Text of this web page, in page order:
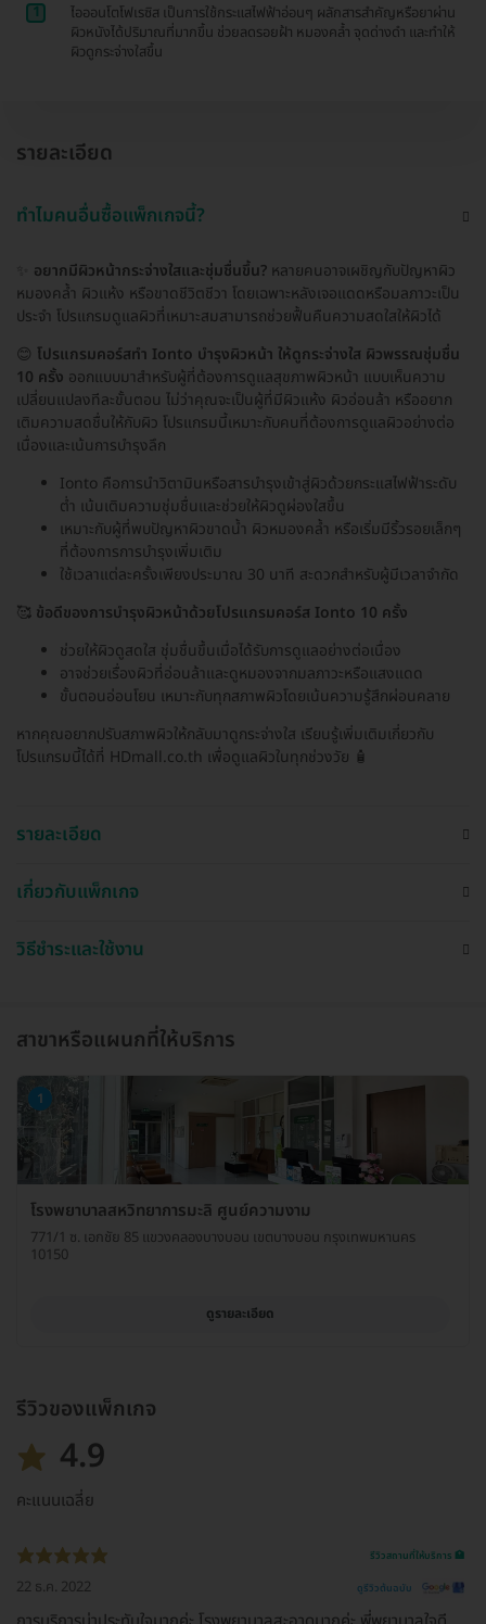
1
ไอออนโตโฟเรซิส เป็นการใช้กระแสไฟฟ้าอ่อนๆ ผลักสารสำคัญหรือยาผ่าน
ผิวหนังได้ปริมาณที่มากขึ้น ช่วยลดรอยฝ้า หมองคล้ำ จุดด่างดำ และทำให้
ผิวดูกระจ่างใสขึ้น
รายละเอียด
ทำไมคนอื่นซื้อแพ็กเกจนี้?
อยากมีผิวหน้ากระจ่างใสและชุ่มชื่นขึ้น? หลายคนอาจเผชิญกับปัญหาผิว
หมองคล้ำ ผิวแห้ง หรือขาดชีวิตชีวา โดยเฉพาะหลังเจอแดดหรือมลภาวะเป็น
ประจำ โปรแกรมดูแลผิวที่เหมาะสมสามารถช่วยฟื้นคืนความสดใสให้ผิวได้
😊 โปรแกรมคอร์สทำ Ionto บำรุงผิวหน้า ให้ดูกระจ่างใส ผิวพรรณชุ่มชื่น
10 ครั้ง ออกแบบมาสำหรับผู้ที่ต้องการดูแลสุขภาพผิวหน้า แบบเห็นความ
เปลี่ยนแปลงทีละขั้นตอน ไม่ว่าคุณจะเป็นผู้ที่มีผิวแห้ง ผิวอ่อนล้า หรืออยาก
เติมความสดชื่นให้กับผิว โปรแกรมนี้เหมาะกับคนที่ต้องการดูแลผิวอย่างต่อ
เนื่องและเน้นการบำรุงลึก
Ionto คือการนำวิตามินหรือสารบำรุงเข้าสู่ผิวด้วยกระแสไฟฟ้าระดับ
ต่ำ เน้นเติมความชุ่มชื่นและช่วยให้ผิวดูผ่องใสขึ้น
เหมาะกับผู้ที่พบปัญหาผิวขาดน้ำ ผิวหมองคล้ำ หรือเริ่มมีริ้วรอยเล็กๆ
ที่ต้องการการบำรุงเพิ่มเติม
ใช้เวลาแต่ละครั้งเพียงประมาณ 30 นาที สะดวกสำหรับผู้มีเวลาจำกัด
🥰 ข้อดีของการบำรุงผิวหน้าด้วยโปรแกรมคอร์ส Ionto 10 ครั้ง
ช่วยให้ผิวดูสดใส ชุ่มชื่นขึ้นเมื่อได้รับการดูแลอย่างต่อเนื่อง
อาจช่วยเรื่องผิวที่อ่อนล้าและดูหมองจากมลภาวะหรือแสงแดด
ขั้นตอนอ่อนโยน เหมาะกับทุกสภาพผิวโดยเน้นความรู้สึกผ่อนคลาย
หากคุณอยากปรับสภาพผิวให้กลับมาดูกระจ่างใส เรียนรู้เพิ่มเติมเกี่ยวกับ
โปรแกรมนี้ได้ที่ HDmall.co.th เพื่อดูแลผิวในทุกช่วงวัย 🧴
รายละเอียด
เกี่ยวกับแพ็กเกจ
วิธีชำระและใช้งาน
สาขาหรือแผนกที่ให้บริการ
1
โรงพยาบาลสหวิทยาการมะลิ ศูนย์ความงาม
771/1 ซ. เอกชัย 85 แขวงคลองบางบอน เขตบางบอน กรุงเทพมหานคร
10150
ดูรายละเอียด
รีวิวของแพ็กเกจ
4.9
คะแนนเฉลี่ย
รีวิวสถานที่ให้บริการ 🏥
22 ธ.ค. 2022 ดูรีวิวต้นฉบับ